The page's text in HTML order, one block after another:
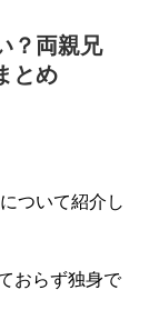
？両親兄
とめ
ついて紹介し
おらず独身で